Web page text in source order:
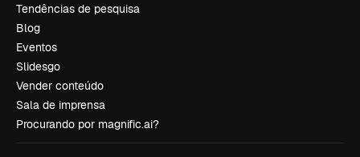
Tendências de pesquisa
Blog
Eventos
Slidesgo
Vender conteúdo
Sala de imprensa
Procurando por magnific.ai?